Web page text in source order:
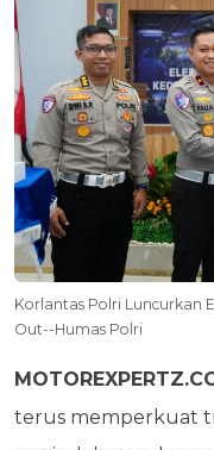
Korlantas Polri Luncurkan
Out--Humas Polri
terus memperkuat